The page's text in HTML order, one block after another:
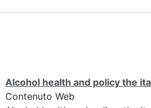
Alcohol health and policy the
Contenuto Web